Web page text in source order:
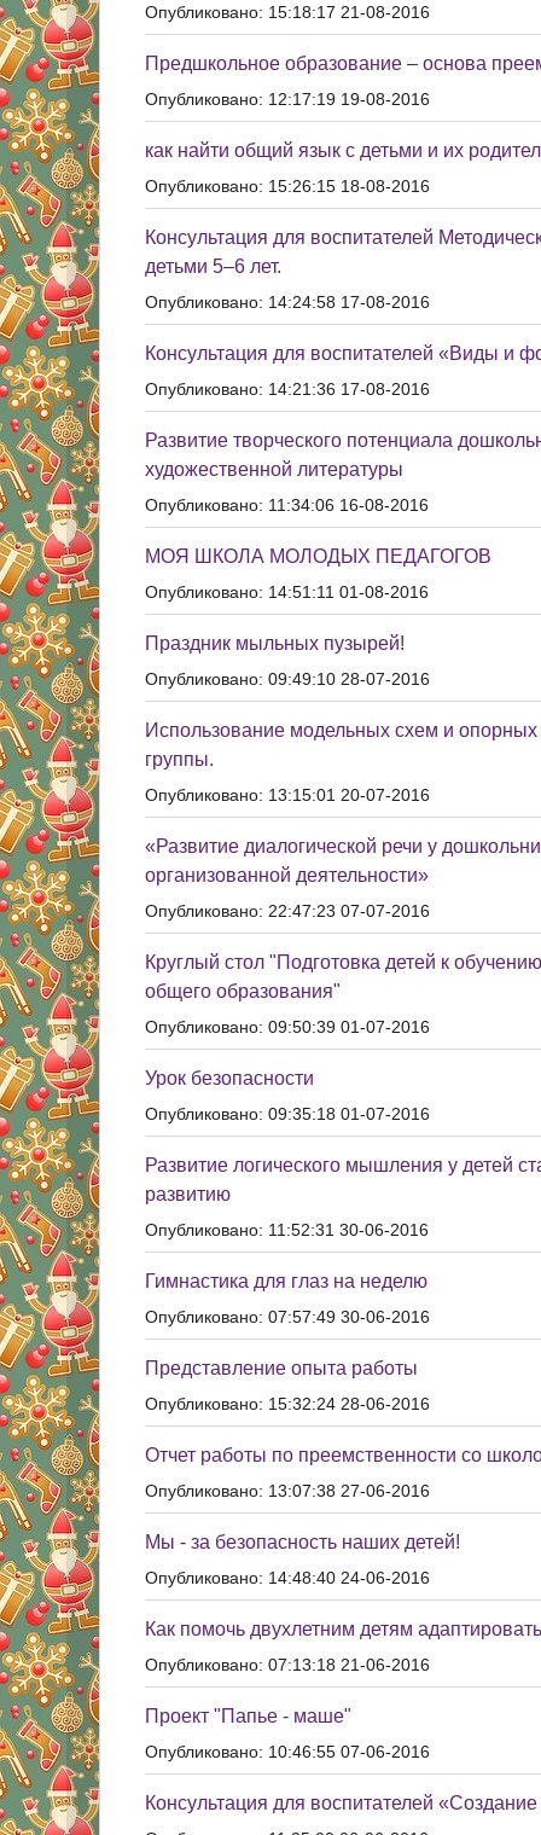
Опубликовано: 15:18:17 21-08-2016
Предшкольное образование – основа
Опубликовано: 12:17:19 19-08-2016
как найти общий язык с детьми и их
Опубликовано: 15:26:15 18-08-2016
Консультация для воспитателей
детьми 5–6 лет.
Опубликовано: 14:24:58 17-08-2016
Консультация для воспитателей «Виды и
Опубликовано: 14:21:36 17-08-2016
Развитие творческого потенциала
художественной литературы
Опубликовано: 11:34:06 16-08-2016
МОЯ ШКОЛА МОЛОДЫХ ПЕДАГОГОВ
Опубликовано: 14:51:11 01-08-2016
Праздник мыльных пузырей!
Опубликовано: 09:49:10 28-07-2016
Использование модельных схем и опорных
группы.
Опубликовано: 13:15:01 20-07-2016
«Развитие диалогической речи у
организованной деятельности»
Опубликовано: 22:47:23 07-07-2016
Круглый стол "Подготовка детей к
общего образования"
Опубликовано: 09:50:39 01-07-2016
Урок безопасности
Опубликовано: 09:35:18 01-07-2016
Развитие логического мышления у детей
развитию
Опубликовано: 11:52:31 30-06-2016
Гимнастика для глаз на неделю
Опубликовано: 07:57:49 30-06-2016
Представление опыта работы
Опубликовано: 15:32:24 28-06-2016
Отчет работы по преемственности со
Опубликовано: 13:07:38 27-06-2016
Мы - за безопасность наших детей!
Опубликовано: 14:48:40 24-06-2016
Как помочь двухлетним детям
Опубликовано: 07:13:18 21-06-2016
Проект "Папье - маше"
Опубликовано: 10:46:55 07-06-2016
Консультация для воспитателей